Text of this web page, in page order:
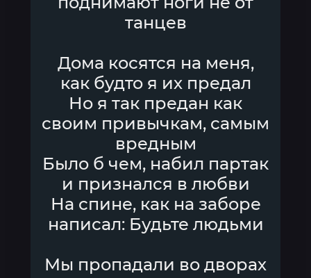
танцев
Дома косятся на меня,
как будто я их предал
Но я так предан как
своим привычкам, самым
вредным
Было б чем, набил партак
и признался в любви
На спине, как на заборе
написал: Будьте людьми
Мы пропадали во дворах